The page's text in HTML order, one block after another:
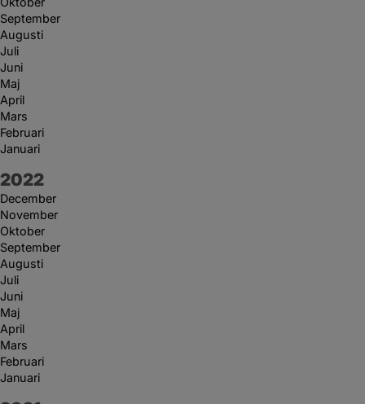
September
Augusti
Juli
Juni
Maj
April
Mars
Februari
Januari
År:
2022
December
November
Oktober
September
Augusti
Juli
Juni
Maj
April
Mars
Februari
Januari